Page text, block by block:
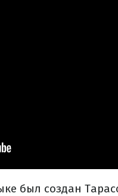
был создан